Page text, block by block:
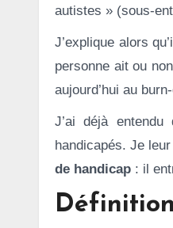
autistes » (sous-
J’explique alors
personne ait ou
aujourd’hui au
J’ai déjà
handicapés. Je
de handicap : il